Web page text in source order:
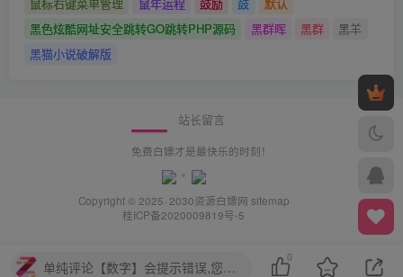
鼠标右键菜单管理
鼠年运程 鼓励 鼓
默认
黑色炫酷网址安全跳转GO跳转PHP源码
黑群晖 黑群
黑羊
黑猫小说破解版
站长留言
免费白嫖才是最快乐的时刻！
Copyright © 2025· 2030资源白嫖网 sitemap
桂ICP备2020009819号-5
单纯评论【数字】会提示错误,您需要评论【中文+数字】或【中文】
0